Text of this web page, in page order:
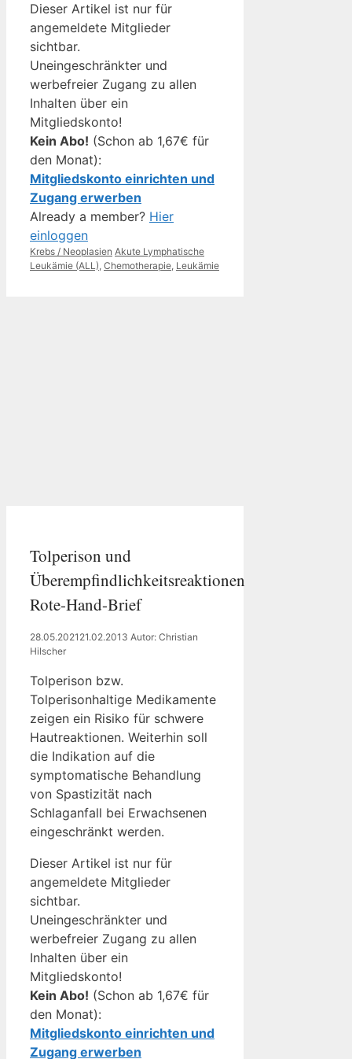
Dieser Artikel ist nur für
angemeldete Mitglieder
sichtbar.
Uneingeschränkter und
werbefreier Zugang zu allen
Inhalten über ein
Mitgliedskonto!
Kein Abo! (Schon ab 1,67€ für
den Monat):
Mitgliedskonto einrichten und
Zugang erwerben
Already a member? Hier
einloggen
Kategorien
Krebs / Neoplasien Schlagwörter
Akute Lymphatische
Leukämie (ALL), Chemotherapie, Leukämie
Tolperison und
Überempfindlichkeitsreaktionen
Rote-Hand-Brief
28.05.2021 21.02.2013 Autor: Christian
Hilscher
Tolperison bzw.
Tolperisonhaltige Medikamente
zeigen ein Risiko für schwere
Hautreaktionen. Weiterhin soll
die Indikation auf die
symptomatische Behandlung
von Spastizität nach
Schlaganfall bei Erwachsenen
eingeschränkt werden.
Dieser Artikel ist nur für
angemeldete Mitglieder
sichtbar.
Uneingeschränkter und
werbefreier Zugang zu allen
Inhalten über ein
Mitgliedskonto!
Kein Abo! (Schon ab 1,67€ für
den Monat):
Mitgliedskonto einrichten und
Zugang erwerben